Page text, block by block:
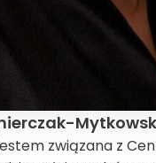
związana z